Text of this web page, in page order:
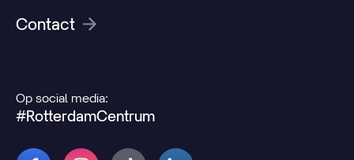
Contact
Op social media:
#RotterdamCentrum